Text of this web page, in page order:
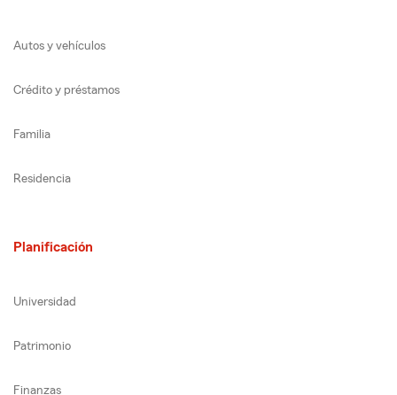
Autos y vehículos
Crédito y préstamos
Familia
Residencia
Planificación
Universidad
Patrimonio
Finanzas